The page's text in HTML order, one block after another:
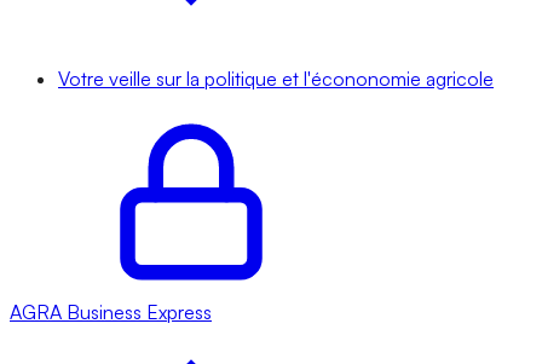
Votre veille sur la politique et l'écononomie agricole
AGRA Business Express